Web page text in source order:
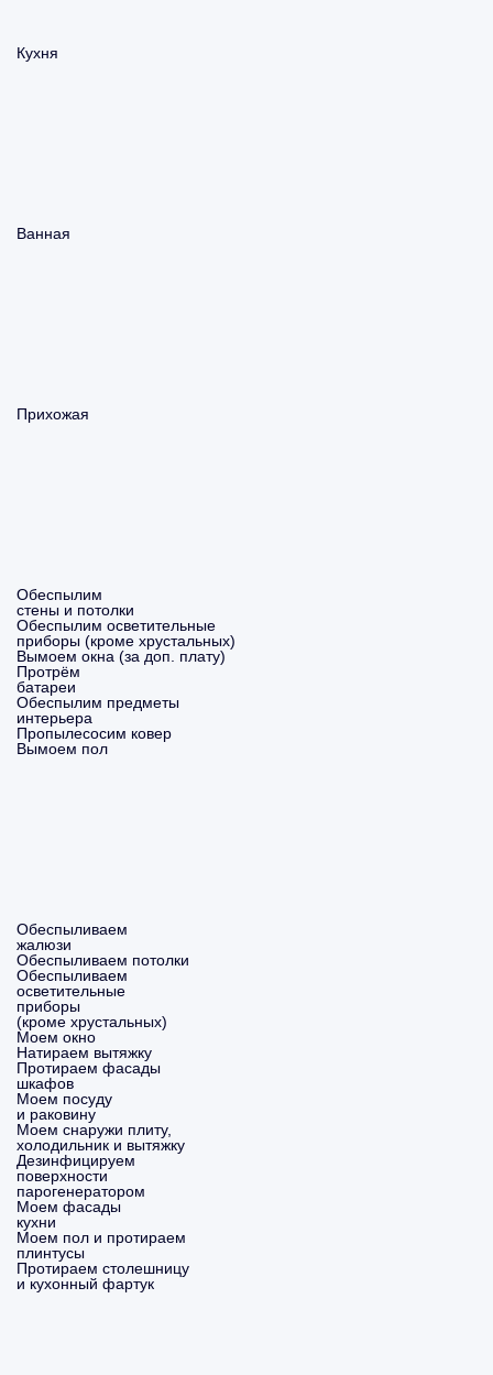
Кухня
Ванная
Прихожая
Обеспылим
стены и потолки
Обеспылим осветительные
приборы (кроме хрустальных)
Вымоем окна (за доп. плату)
Протрём
батареи
Обеспылим предметы
интерьера
Пропылесосим ковер
Вымоем пол
Обеспыливаем
жалюзи
Обеспыливаем потолки
Обеспыливаем
осветительные
приборы
(кроме хрустальных)
Моем окно
Натираем вытяжку
Протираем фасады
шкафов
Моем посуду
и раковину
Моем снаружи плиту,
холодильник и вытяжку
Дезинфицируем
поверхности
парогенератором
Моем фасады
кухни
Моем пол и протираем
плинтусы
Протираем столешницу
и кухонный фартук